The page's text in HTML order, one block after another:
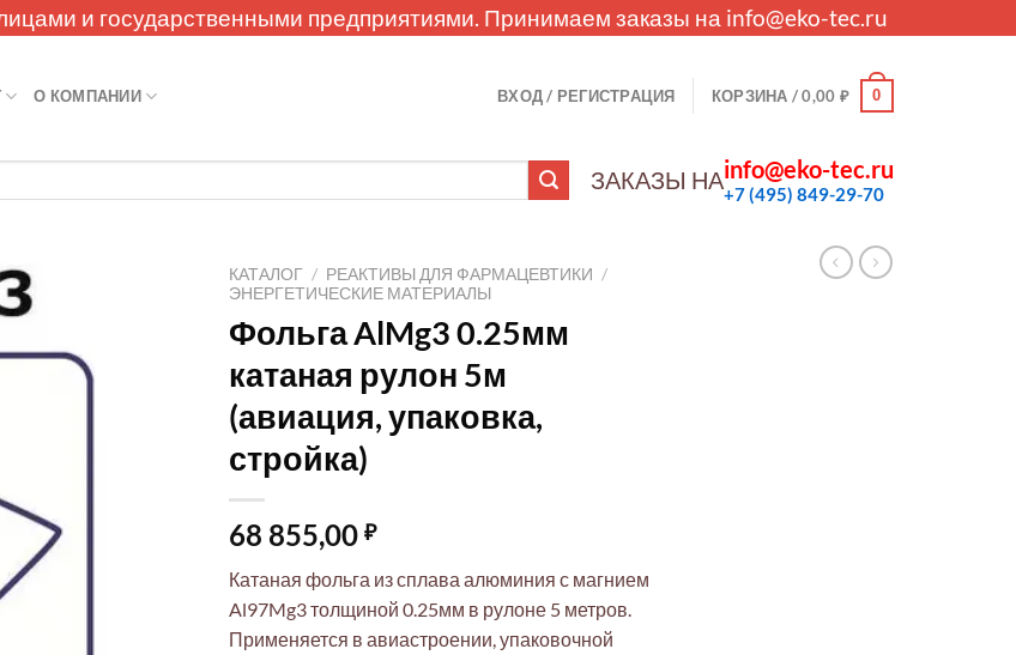
и государственными предприятиями. Принимаем заказы на info@eko-tec.ru
О КОМПАНИИ ВХОД / РЕГИСТРАЦИЯ КОРЗИНА /0,00 ₽ 0
ЗАКАЗЫ НАinfo@eko-tec.ru
+7 (495) 849-29-70
КАТАЛОГ / РЕАКТИВЫ ДЛЯ ФАРМАЦЕВТИКИ /
ЭНЕРГЕТИЧЕСКИЕ МАТЕРИАЛЫ
Фольга AlMg3 0.25мм
катаная рулон 5м
(авиация, упаковка,
стройка)
68 855,00 ₽
Катаная фольга из сплава алюминия с магнием
Al97Mg3 толщиной 0.25мм в рулоне 5 метров.
Применяется в авиастроении, упаковочной